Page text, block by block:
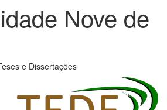
Nove de
e Dissertações